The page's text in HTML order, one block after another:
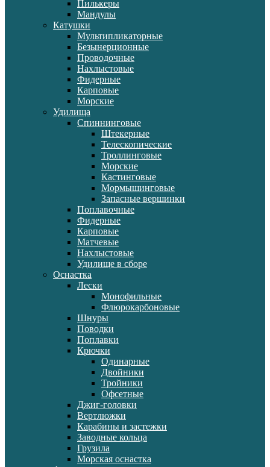
Пилькеры
Мандулы
Катушки
Мультипликаторные
Безынерционные
Проводочные
Нахлыстовые
Фидерные
Карповые
Морские
Удилища
Спиннинговые
Штекерные
Телескопические
Троллинговые
Морские
Кастинговые
Мормышинговые
Запасные вершинки
Поплавочные
Фидерные
Карповые
Матчевые
Нахлыстовые
Удилище в сборе
Оснастка
Лески
Монофильные
Флюрокарбоновые
Шнуры
Поводки
Поплавки
Крючки
Одинарные
Двойники
Тройники
Офсетные
Джиг-головки
Вертлюжки
Карабины и застежки
Заводные кольца
Грузила
Морская оснастка